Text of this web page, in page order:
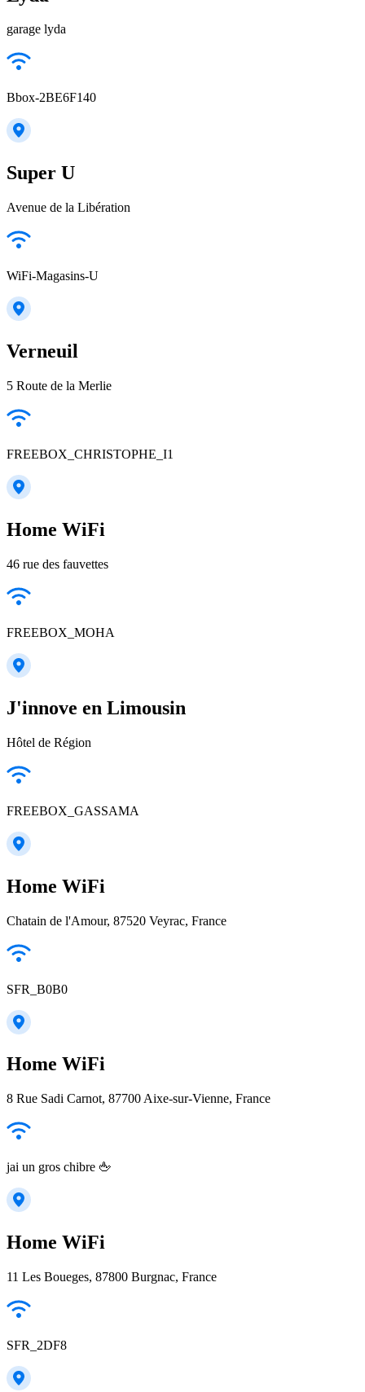
garage lyda
Bbox-2BE6F140
Super U
Avenue de la Libération
WiFi-Magasins-U
Verneuil
5 Route de la Merlie
FREEBOX_CHRISTOPHE_I1
Home WiFi
46 rue des fauvettes
FREEBOX_MOHA
J'innove en Limousin
Hôtel de Région
FREEBOX_GASSAMA
Home WiFi
Chatain de l'Amour, 87520 Veyrac, France
SFR_B0B0
Home WiFi
8 Rue Sadi Carnot, 87700 Aixe-sur-Vienne, France
jai un gros chibre 🖕
Home WiFi
11 Les Boueges, 87800 Burgnac, France
SFR_2DF8